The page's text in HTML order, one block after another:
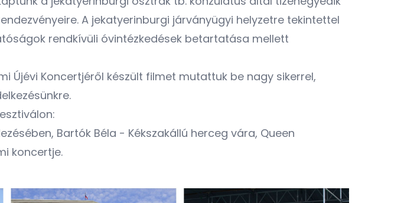
A jekatyerinburgi járványügyi helyzetre tekintettel
rendkívüli óvintézkedések betartatása mellett
Újévi Koncertjéről készült filmet mutattuk be nagy sikerrel,
Bartók Béla - Kékszakállú herceg vára, Queen
koncertje.